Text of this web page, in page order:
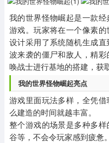
我的世界怪物崛起是一款
游戏。玩家将在一个像素
设计采用了系统随机生成
波来袭的僵尸和敌人，精
唤战士进行基地的搭建，获
我的世界怪物崛起亮点
游戏里面玩法多样，全凭
么建造的时间就越丰富。
整个游戏的场景是多种多
谷等，不会令玩家感到疲惫。